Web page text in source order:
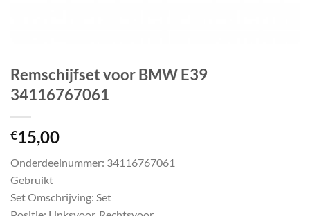
Remschijfset voor BMW E39
34116767061
€15,00
Onderdeelnummer: 34116767061
Gebruikt
Set Omschrijving: Set